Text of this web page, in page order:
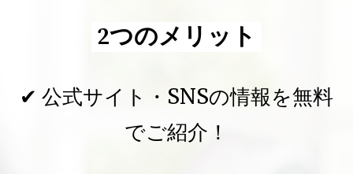
2つのメリット
✔ 公式サイト・SNSの情報を無料
でご紹介！